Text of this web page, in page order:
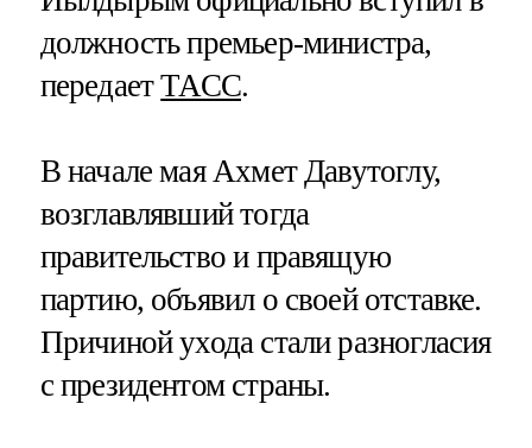
должность премьер-министра,
передаетТАСС.
В начале мая Ахмет Давутоглу,
возглавлявший тогда
правительство и правящую
партию, объявил о своей отставке.
Причиной ухода стали разногласия
с президентом страны.